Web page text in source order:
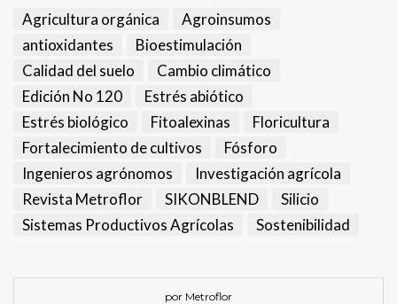
Agricultura orgánica
Agroinsumos
antioxidantes
Bioestimulación
Calidad del suelo
Cambio climático
Edición No 120
Estrés abiótico
Estrés biológico
Fitoalexinas
Floricultura
Fortalecimiento de cultivos
Fósforo
Ingenieros agrónomos
Investigación agrícola
Revista Metroflor
SIKONBLEND
Silicio
Sistemas Productivos Agrícolas
Sostenibilidad
por Metroflor